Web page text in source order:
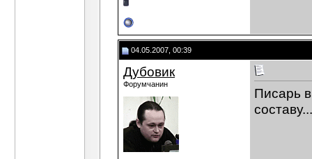
04.05.2007, 00:39
Дубовик
Форумчанин
Писарь
составу...